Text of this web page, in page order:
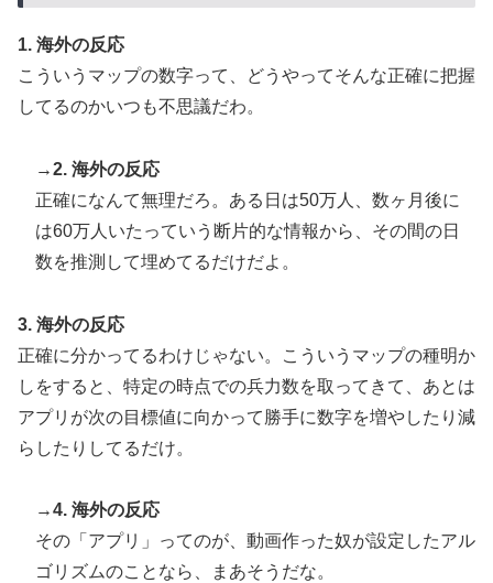
▶ 韓国人「韓国サッカー協会、外国人審判に“性接待”報
道・・・」→「2002年の審判買収が事実だったの
か？」「日本人が言ってたこと正しかったね・・・...
い…！」外国人が感動する日本の景色とは・・・？【海
外の反応】
▶ 海外「消火栓もフェイクだから消防士が右往左往する中
国www」
には72本」ナポレオンは1日2本を何に使っていたの
か…
▶
海外「日本なんて行くんじゃなかった…」 日本を知っ
てしまったディズニー信者、帰国後『本家』に失望する
事態に
ものがこちら・・・」
▶ インドネシアの西パプアでアメリカ人パイロット殺害を
武装組織が主張。
1. 海外の反応
こういうマップの数字って、どうやってそんな正確に把握
してるのかいつも不思議だわ。
→2. 海外の反応
正確になんて無理だろ。ある日は50万人、数ヶ月後に
は60万人いたっていう断片的な情報から、その間の日
数を推測して埋めてるだけだよ。
3. 海外の反応
正確に分かってるわけじゃない。こういうマップの種明か
しをすると、特定の時点での兵力数を取ってきて、あとは
アプリが次の目標値に向かって勝手に数字を増やしたり減
らしたりしてるだけ。
→4. 海外の反応
その「アプリ」ってのが、動画作った奴が設定したアル
ゴリズムのことなら、まあそうだな。